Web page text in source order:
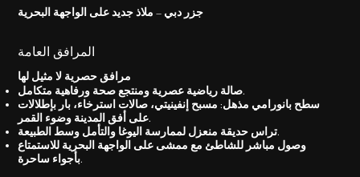
جزر دبي – ملاذ جديد على الواجهة البحرية
المرافق العامة
مرافق حصرية لا مثيل لها
صالة رياضية عصرية ومنتجع صحة ورفاهية متكامل.
سطح بانورامي مذهل: مسبح إنفينيتي، صالات استرخاء، بار بإطلالات
على أفق المدينة وضوء القمر.
تراس حديقة منعزل لممارسة اليوغا والتأمل وسط الطبيعة.
وصول مباشر للشاطئ مع ممشى على الواجهة البحرية للاستمتاع
بأجواء ساحرة.